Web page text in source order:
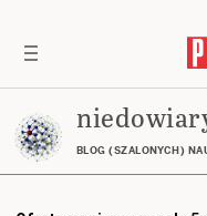
BLOG (SZALONYCH)